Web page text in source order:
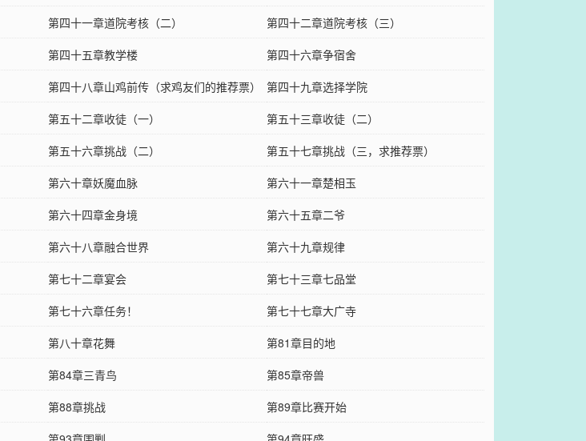
第四十一章道院考核（二）
第四十二章道院考核（三）
第四十五章教学楼
第四十六章争宿舍
第四十八章山鸡前传（求鸡友们的推荐票）
第四十九章选择学院
第五十二章收徒（一）
第五十三章收徒（二）
第五十六章挑战（二）
第五十七章挑战（三，求推荐票）
第六十章妖魔血脉
第六十一章楚相玉
第六十四章金身境
第六十五章二爷
第六十八章融合世界
第六十九章规律
第七十二章宴会
第七十三章七品堂
第七十六章任务！
第七十七章大广寺
第八十章花舞
第81章目的地
第84章三青鸟
第85章帝兽
第88章挑战
第89章比赛开始